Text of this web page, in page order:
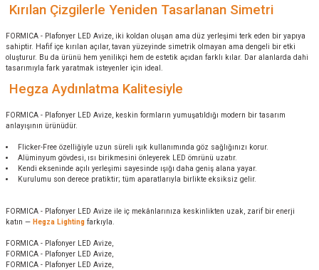
Kırılan Çizgilerle Yeniden Tasarlanan Simetri
FORMICA - Plafonyer LED Avize, iki koldan oluşan ama düz yerleşimi terk eden bir yapıya
sahiptir. Hafif içe kırılan açılar, tavan yüzeyinde simetrik olmayan ama dengeli bir etki
oluşturur. Bu da ürünü hem yenilikçi hem de estetik açıdan farklı kılar. Dar alanlarda dahi
tasarımıyla fark yaratmak isteyenler için ideal.
Hegza Aydınlatma Kalitesiyle
FORMICA - Plafonyer LED Avize, keskin formların yumuşatıldığı modern bir tasarım
anlayışının ürünüdür.
Flicker-Free özelliğiyle uzun süreli ışık kullanımında göz sağlığınızı korur.
Alüminyum gövdesi, ısı birikmesini önleyerek LED ömrünü uzatır.
Kendi ekseninde açılı yerleşimi sayesinde ışığı daha geniş alana yayar.
Kurulumu son derece pratiktir; tüm aparatlarıyla birlikte eksiksiz gelir.
FORMICA - Plafonyer LED Avize ile iç mekânlarınıza keskinlikten uzak, zarif bir enerji
katın — Hegza Lighting farkıyla.
FORMICA - Plafonyer LED Avize,
FORMICA - Plafonyer LED Avize,
FORMICA - Plafonyer LED Avize,